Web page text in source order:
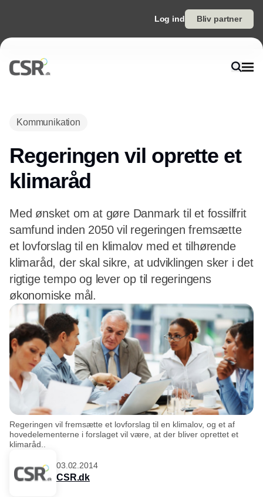
Log ind Bliv partner
Kommunikation
Regeringen vil oprette et
klimaråd
Med ønsket om at gøre Danmark til et fossilfrit
samfund inden 2050 vil regeringen fremsætte
et lovforslag til en klimalov med et tilhørende
klimaråd, der skal sikre, at udviklingen sker i det
rigtige tempo og lever op til regeringens
økonomiske mål.
Regeringen vil fremsætte et lovforslag til en klimalov, og et af
hovedelementerne i forslaget vil være, at der bliver oprettet et
klimaråd..
03.02.2014
CSR.dk